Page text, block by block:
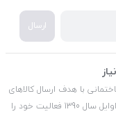
ارسال
با هدف ارسال کالاهای
مورد نیاز مشتریان گرامی با قیمت بسیار مناسب در اوایل سال 1390 فعالیت خود را